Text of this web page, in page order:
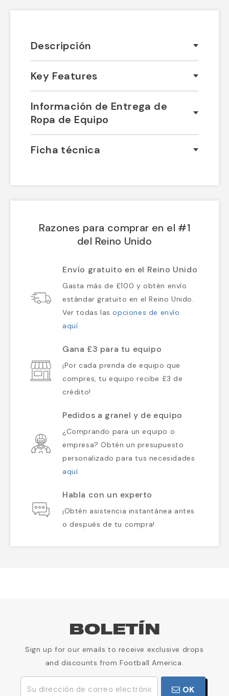
Descripción
Key Features
Información de Entrega de
Ropa de Equipo
Ficha técnica
Razones para comprar en el #1
del Reino Unido
Envío gratuito en el Reino Unido
Gasta más de £100 y obtén envío
estándar gratuito en el Reino Unido.
Ver todas lasopciones de envío
aquí.
Gana £3 para tu equipo
¡Por cada prenda de equipo que
compres, tu equipo recibe £3 de
crédito!
Pedidos a granel y de equipo
¿Comprando para un equipo o
empresa? Obtén un presupuesto
personalizado para tus necesidades
aquí.
Habla con un experto
¡Obtén asistencia instantánea antes
o después de tu compra!
BOLETÍN
Sign up for our emails to receive exclusive drops
and discounts from Football America.
OK